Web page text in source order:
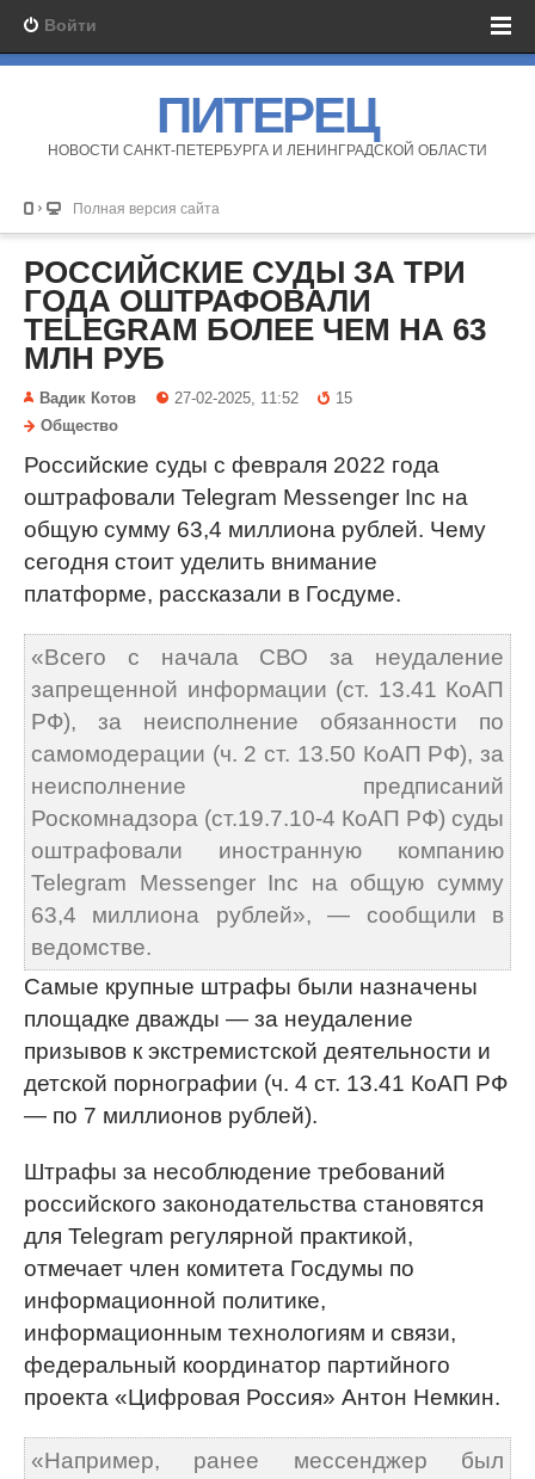
Войти
ПИТЕРЕЦ
НОВОСТИ САНКТ-ПЕТЕРБУРГА И ЛЕНИНГРАДСКОЙ ОБЛАСТИ
Полная версия сайта
РОССИЙСКИЕ СУДЫ ЗА ТРИ
ГОДА ОШТРАФОВАЛИ
TELEGRAM БОЛЕЕ ЧЕМ НА 63
МЛН РУБ
Вадик Котов 27-02-2025, 11:52
15
Общество
Российские суды с февраля 2022 года
оштрафовали Telegram Messenger Inc на
общую сумму 63,4 миллиона рублей. Чему
сегодня стоит уделить внимание
платформе, рассказали в Госдуме.
«Всего с начала СВО за неудаление
запрещенной информации (ст. 13.41 КоАП
РФ), за неисполнение обязанности по
самомодерации (ч. 2 ст. 13.50 КоАП РФ), за
неисполнение предписаний
Роскомнадзора (ст.19.7.10-4 КоАП РФ) суды
оштрафовали иностранную компанию
Telegram Messenger Inc на общую сумму
63,4 миллиона рублей», — сообщили в
ведомстве.
Самые крупные штрафы были назначены
площадке дважды — за неудаление
призывов к экстремистской деятельности и
детской порнографии (ч. 4 ст. 13.41 КоАП РФ
— по 7 миллионов рублей).
Штрафы за несоблюдение требований
российского законодательства становятся
для Telegram регулярной практикой,
отмечает член комитета Госдумы по
информационной политике,
информационным технологиям и связи,
федеральный координатор партийного
проекта «Цифровая Россия» Антон Немкин.
«Например, ранее мессенджер был